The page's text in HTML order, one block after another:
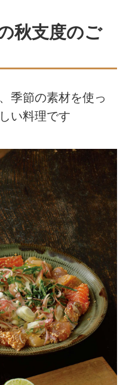
秋支度のご
季節の素材を使っ
い料理です